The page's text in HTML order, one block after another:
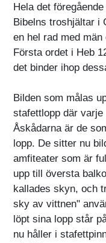
Hela det
Bibelns troshjältar i
en hel rad med
Första ordet i Heb
det binder ihop
Bilden som målas
stafettlopp där
Åskådarna är de
lopp. De sitter nu
amfiteater som är
upp till översta
kallades skyn, och
sky av vittnen"
löpt sina lopp står
nu håller i